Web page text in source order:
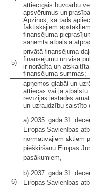
attiecīgais būvdarbu
apsvērumus un
Apzinos, ka tāds
faktiskajiem
finansējuma
saņemtā atbalsta
5)
privātā finansējuma
finansējumu un visa
ir norādīta un
finansējuma summas;
6)
apņemos glabāt un
attiecas vai ja atbalstu
revīzijas iestādes
un uzraudzību saistīto
a) 2035. gada 31.
Eiropas Savienības
normatīvajiem aktiem
piešķiršanu Eiropas
pasākumiem,
b) 2037. gada 31.
Eiropas Savienības